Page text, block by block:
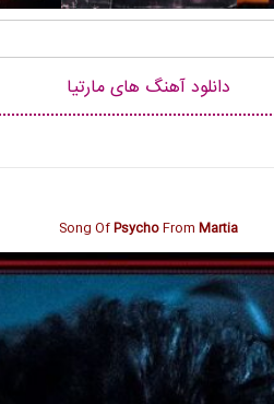
دانلود آهنگ های مارتیا
Song OfPsychoFromMartia